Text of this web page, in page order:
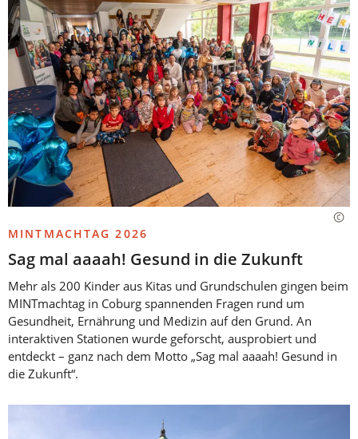
MINTMACHTAG 2026
Sag mal aaaah! Gesund in die Zukunft
Mehr als 200 Kinder aus Kitas und Grundschulen gingen beim
MINTmachtag in Coburg spannenden Fragen rund um
Gesundheit, Ernährung und Medizin auf den Grund. An
interaktiven Stationen wurde geforscht, ausprobiert und
entdeckt – ganz nach dem Motto „Sag mal aaaah! Gesund in
die Zukunft“.